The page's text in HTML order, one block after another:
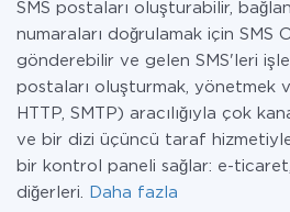
SMS postaları oluşturabilir,
numaraları doğrulamak için SMS
gönderebilir ve gelen SMS'leri
postaları oluşturmak, yönetmek
HTTP, SMTP) aracılığıyla çok
ve bir dizi üçüncü taraf
bir kontrol paneli sağlar: e-ticaret,
diğerleri.
Daha fazla